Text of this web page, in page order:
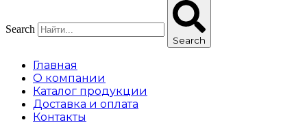
Search
Search
Главная
О компании
Каталог продукции
Доставка и оплата
Контакты